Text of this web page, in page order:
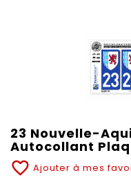
23 Nouvelle-
Autocollant
favorite_border Ajouter à mes